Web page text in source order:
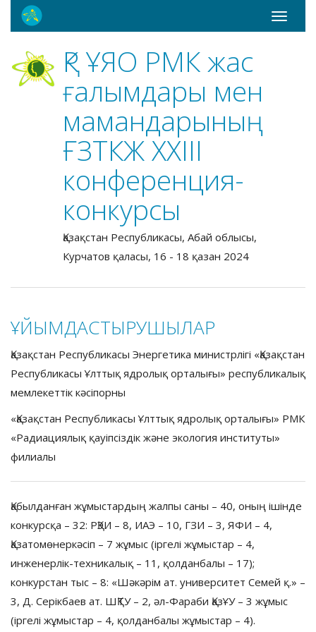
Toggle
ҚР ҰЯО РМК жас
ғалымдары мен
мамандарының
ҒЗТКЖ ХХIII
конференция-
конкурсы
Қазақстан Республикасы, Абай облысы,
Курчатов қаласы, 16 - 18 қазан 2024
ҰЙЫМДАСТЫРУШЫЛАР
Қазақстан Республикасы Энергетика министрлігі «Қазақстан
Республикасы Ұлттық ядролық орталығы» республикалық
мемлекеттік кәсіпорны
«Қазақстан Республикасы Ұлттық ядролық орталығы» РМК
«Радиациялық қауіпсіздік және экология институты»
филиалы
Қабылданған жұмыстардың жалпы саны – 40, оның ішінде
конкурсқа – 32: РҚЭИ – 8, ИАЭ – 10, ГЗИ – 3, ЯФИ – 4,
Қазатомөнеркәсіп – 7 жұмыс (іргелі жұмыстар – 4,
инженерлік-техникалық – 11, қолданбалы – 17);
конкурстан тыс – 8: «Шәкәрім ат. университет Семей қ.» –
3, Д. Серікбаев ат. ШҚТУ – 2, әл-Фараби ҚазҰУ – 3 жұмыс
(іргелі жұмыстар – 4, қолданбалы жұмыстар – 4).